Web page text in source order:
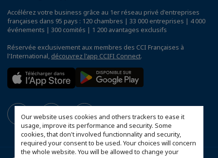
Our website uses cookies and others trackers to ease it
usage, improve its performance and security. Some
cookies, that don't involved functionnality and security,
required your consent to be used. Your choices will concern
the whole website. You will be allowed to change your
Accélérez votre business grâce au 1er réseau privé d'entreprises
françaises dans 95 pays : 120 chambres | 33 000 entreprises | 4 000
événements | 300 comités | 1 200 avantages exclusifs
Réservée exclusivement aux membres des CCI Françaises à
l'International, découvrez l'app CCIFI Connect.